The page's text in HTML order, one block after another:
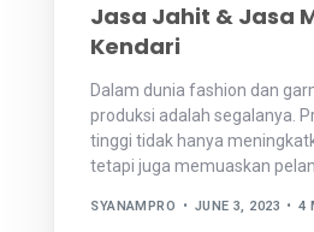
Jasa Jahit & Jasa
Kendari
Dalam dunia fashion dan
produksi adalah segalanya.
tinggi tidak hanya
tetapi juga memuaskan
SYANAMPRO JUNE 3, 2023 4